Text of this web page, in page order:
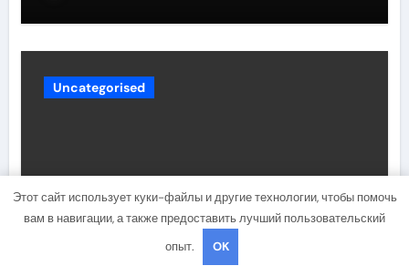
Uncategorised
Как избавиться от жировика на
Этот сайт использует куки-файлы и другие технологии, чтобы помочь
вам в навигации, а также предоставить лучший пользовательский
опыт.
OK